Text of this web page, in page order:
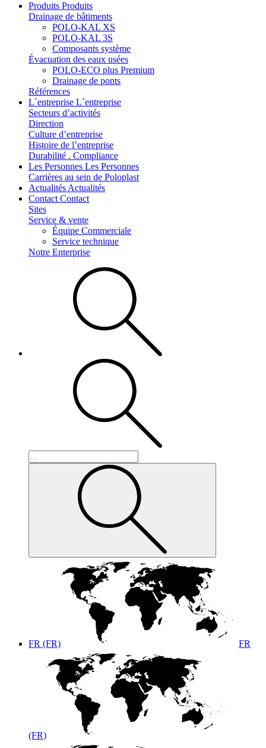
Produits Produits
Drainage de bâtiments
POLO-KAL XS
POLO-KAL 3S
Composants système
Évacuation des eaux usées
POLO-ECO plus Premium
Drainage de ponts
Références
L`entreprise L`entreprise
Secteurs d’activités
Direction
Culture d’entreprise
Histoire de l’entreprise
Durabilité . Compliance
Les Personnes Les Personnes
Carrières au sein de Poloplast
Actualités Actualités
Contact Contact
Sites
Service & vente
Équipe Commerciale
Service technique
Notre Enterprise
FR (FR) FR
(FR)